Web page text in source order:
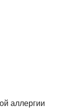
аллергии